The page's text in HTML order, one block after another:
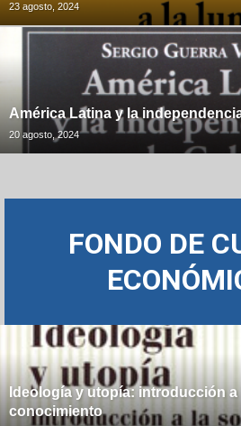
23 agosto, 2024
América Latina y la
20 agosto, 2024
FONDO DE
Ideología y utopía: introducción a
conocimiento